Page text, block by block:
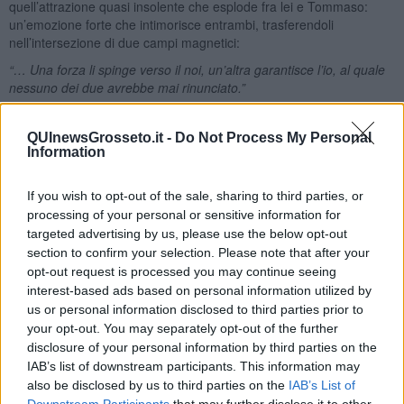
QUInewsGrosseto.it - Do Not Process My Personal
Information
If you wish to opt-out of the sale, sharing to third parties, or
processing of your personal or sensitive information for
targeted advertising by us, please use the below opt-out
section to confirm your selection. Please note that after your
opt-out request is processed you may continue seeing
interest-based ads based on personal information utilized by
us or personal information disclosed to third parties prior to
your opt-out. You may separately opt-out of the further
disclosure of your personal information by third parties on the
IAB’s list of downstream participants. This information may
also be disclosed by us to third parties on the IAB’s List of
quell’attrazione quasi insolente che esplode fra lei e Tommaso:
un’emozione forte che intimorisce entrambi, trasferendoli
nell’intersezione di due campi magnetici:
“… Una forza li spinge verso il noi, un’altra garantisce l’io, al quale
nessuno dei due avrebbe mai rinunciato.”
cui inizia la buia stagione invernale e le ore di luce cominciano a
crescere: la rinascita luminosa parte sempre dall’oscurità profonda.
trova spesso di fronte a scelte difficili, verso pazienti con gravi
traumi, dove le competenze professionali non possono permettersi
instabilità emotive. Si è costruita una solida struttura interiore, fatta
di certezze acquisite sul campo e di una naturale propensione al
dialogo col paziente, che in quei momenti ha bisogno, oltre che del
bisturi, anche di oneste dosi di comprensione, positività e
incoraggiamento.
Non è istintiva e fumina come Tommaso e la si potrebbe definire
pacata ed equilibrata; non è comunque una suora di clausura, ha
avuto le sue storie, tutte prive di rimpianti e di rimorsi ed è
sostanzialmente appagata della sua vita professionale e non.